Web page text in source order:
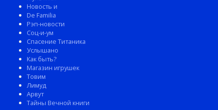
Новость и
De Familia
Рэп-новости
Соц-и-ум
Спасение Титаника
Услышано
Как быть?
Магазин игрушек
Товим
Лимуд
Арвут
Тайны Вечной книги